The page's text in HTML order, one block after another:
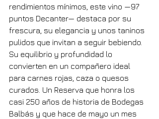
rendimientos mínimos, este vino —97
puntos Decanter— destaca por su
frescura, su elegancia y unos taninos
pulidos que invitan a seguir bebiendo.
Su equilibrio y profundidad lo
convierten en un compañero ideal
para carnes rojas, caza o quesos
curados. Un Reserva que honra los
casi 250 años de historia de Bodegas
Balbás y que hace de mayo un mes